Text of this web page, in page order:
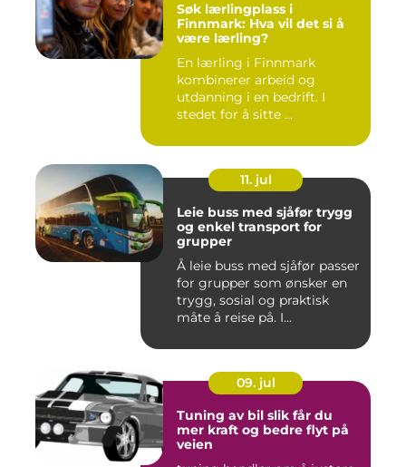
Søk lærlingplass i
Finnmark: Hva vil det si å
være lærling?
En lærling i Finnmark
kombinerer arbeid og
utdanning i en bedrift. I
stedet for å sitte ...
11. jul
Leie buss med sjåfør trygg
og enkel transport for
grupper
Å leie buss med sjåfør passer
for grupper som ønsker en
trygg, sosial og praktisk
måte å reise på. I...
09. jul
Tuning av bil slik får du
mer kraft og bedre flyt på
veien